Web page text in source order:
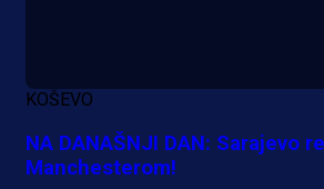
KOŠEVO
NA DANAŠNJI DAN: Sarajevo
Manchesterom!